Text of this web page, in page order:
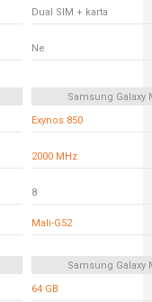
Dual SIM + karta
Ne
Samsung Galaxy
Exynos 850
2000 MHz
8
Mali-G52
Samsung Galaxy
64 GB